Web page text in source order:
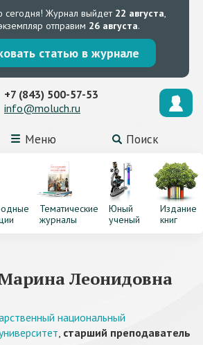
сегодня! Журнал выйдет 22 августа,
отправим 26 августа.
статью в журнале
Меню Поиск
+7 (843) 500-57-53
info@moluch.ru
Тематические
журналы
Юный
ученый
Издание
книг
Леонидовна
национальный
, старший преподаватель